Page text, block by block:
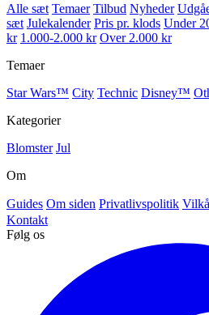
Alle sæt Temaer Tilbud Nyheder
sæt Julekalender Pris pr. klods Under
kr 1.000-2.000 kr Over 2.000 kr
Temaer
Star Wars™ City Technic Disney™
Kategorier
Blomster Jul
Om
Guides Om siden Privatlivspolitik
Kontakt
Følg os